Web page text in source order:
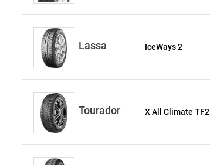
Lassa IceWays 2
Tourador X All Climate TF2